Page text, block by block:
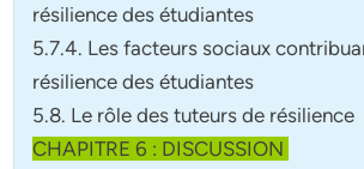
résilience des étudiantes
5.7.4. Les facteurs sociaux
résilience des étudiantes
5.8. Le rôle des tuteurs de résilience
CHAPITRE 6 : DISCUSSION